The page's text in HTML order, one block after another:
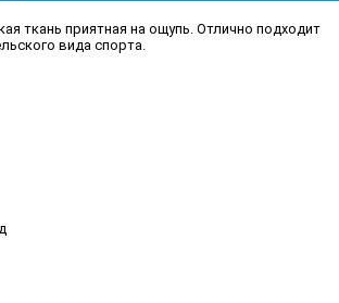
ткань приятная на ощупь. Отлично подходит
вида спорта.